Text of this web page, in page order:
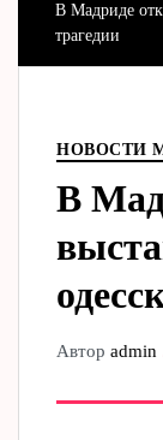
В Мадриде
трагедии
НОВОСТИ
В
Авторadmin